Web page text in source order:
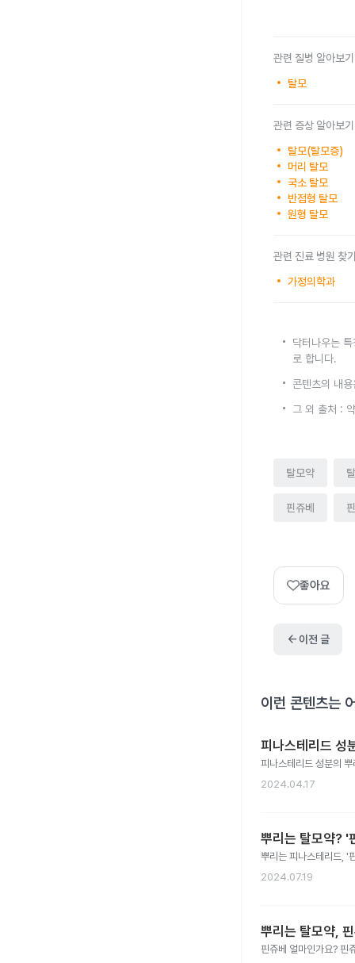
관련 질병 알아보기
탈모
관련 증상 알아보기
탈모(탈모증)
머리 탈모
국소 탈모
반점형 탈모
원형 탈모
관련 진료 병원 찾
가정의학과
닥터나우는
로 합니다.
콘텐츠의 내
그 외 출처 :
탈모약
핀쥬베
좋아요
arrow_back이전 글
이런 콘텐츠는
피나스테리드 성
피나스테리드 성분의
2024.04.17
뿌리는 탈모약? '
뿌리는 피나스테리드, '
2024.07.19
뿌리는 탈모약,
핀쥬베 얼마인가요? 핀